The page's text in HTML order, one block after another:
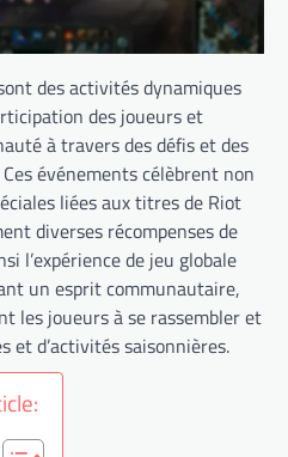
des activités dynamiques
des joueurs et
à travers des défis et des
événements célèbrent non
liées aux titres de Riot
diverses récompenses de
l’expérience de jeu globale
un esprit communautaire,
les joueurs à se rassembler et
et d’activités saisonnières.